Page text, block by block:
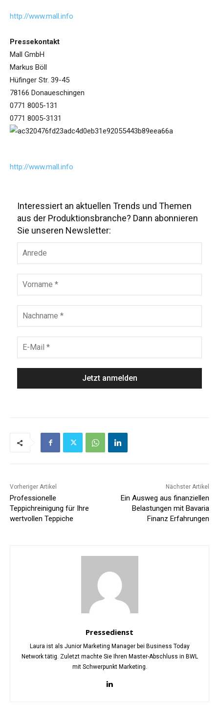
http://www.mall.info
Pressekontakt
Mall GmbH
Markus Böll
Hüfinger Str. 39-45
78166 Donaueschingen
0771 8005-131
0771 8005-3131
http://www.mall.info
Interessiert an aktuellen Trends und Themen
aus der Produktionsbranche? Dann abonnieren
Sie unseren Newsletter:
Vorheriger Artikel
Professionelle
Teppichreinigung für Ihre
wertvollen Teppiche
Nächster Artikel
Ein Ausweg aus finanziellen
Belastungen mit Bavaria
Finanz Erfahrungen
Pressedienst
Laura ist als Junior Marketing Manager bei Business Today
Network tätig. Zuletzt machte Sie Ihren Master-Abschluss in BWL
mit Schwerpunkt Marketing.